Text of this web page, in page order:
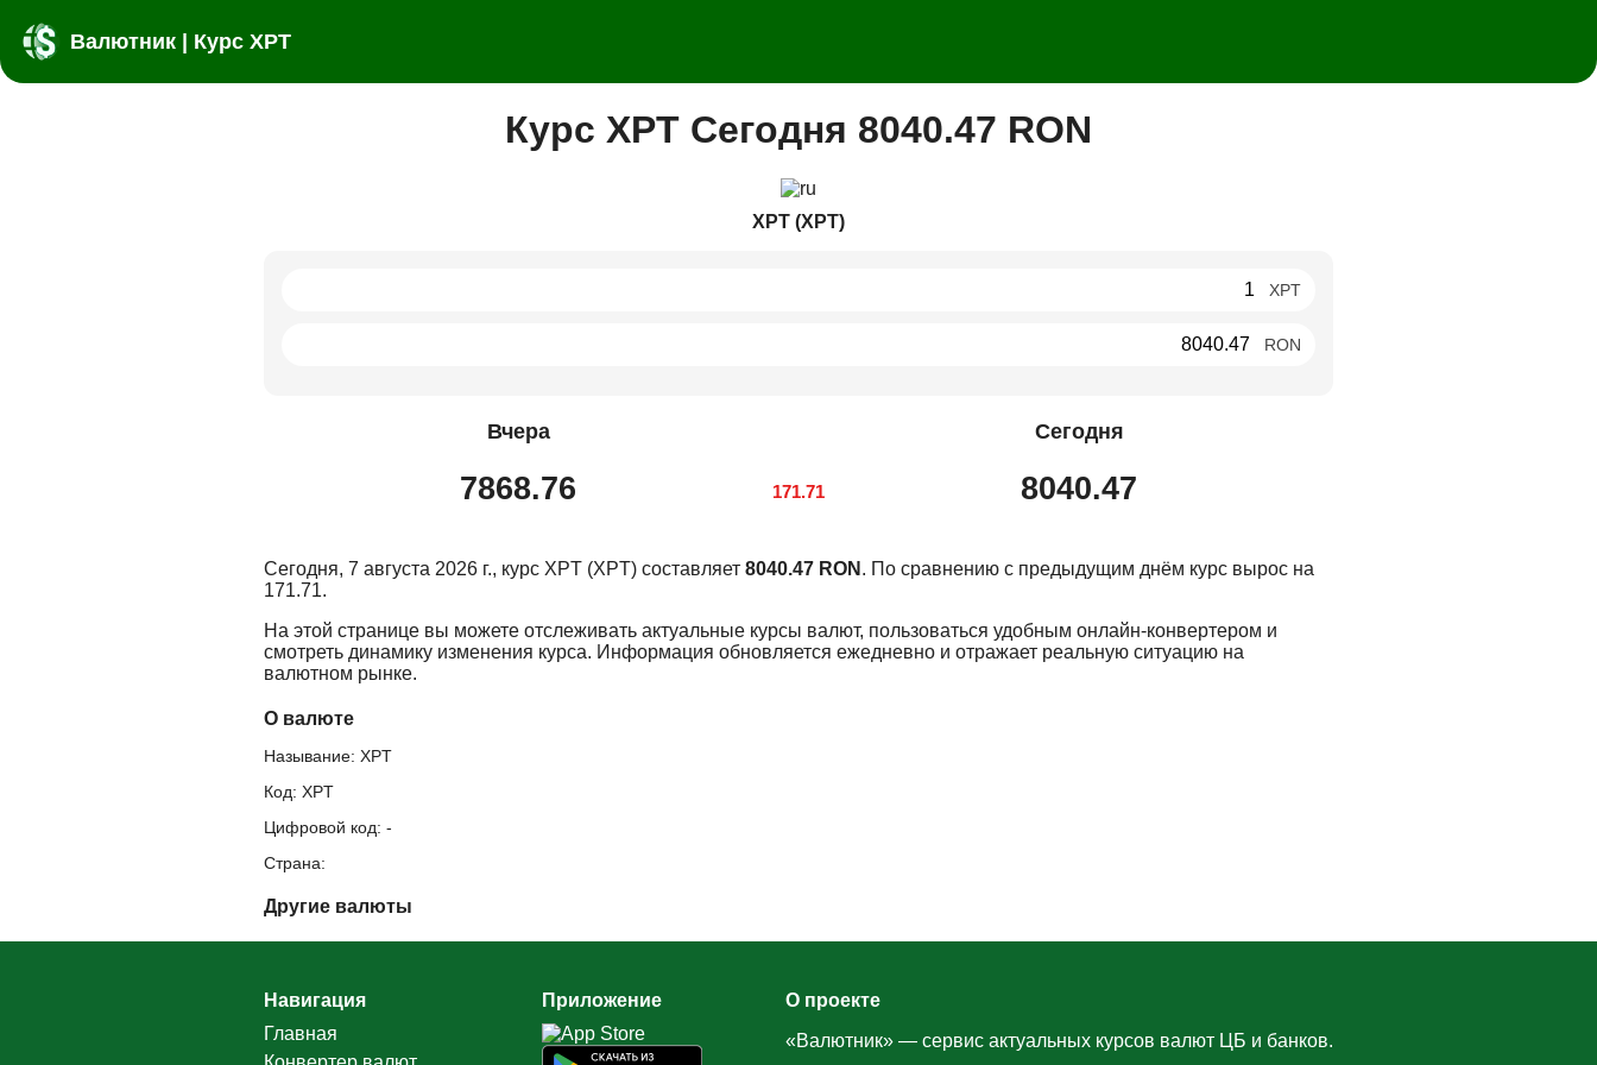
Валютник | Курс XPT
Курс XPT Сегодня 8040.47 RON
XPT (XPT)
XPT
RON
Вчера
7868.76 171.71
Сегодня
8040.47
Сегодня, 7 августа 2026 г., курс XPT (XPT) составляет 8040.47 RON . По сравнению с предыдущим днём курс вырос на
171.71.
На этой странице вы можете отслеживать актуальные курсы валют, пользоваться удобным онлайн-конвертером и
смотреть динамику изменения курса. Информация обновляется ежедневно и отражает реальную ситуацию на
валютном рынке.
О валюте
Называние: XPT
Код: XPT
Цифровой код: -
Страна:
Другие валюты
Навигация
Главная
Приложение
О проекте
«Валютник» — сервис актуальных курсов валют ЦБ и банков.